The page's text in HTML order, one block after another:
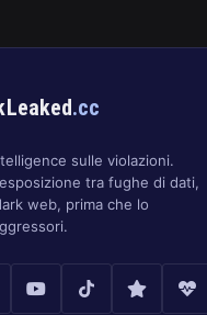
.cc
sulle violazioni.
tra fughe di dati,
web, prima che lo